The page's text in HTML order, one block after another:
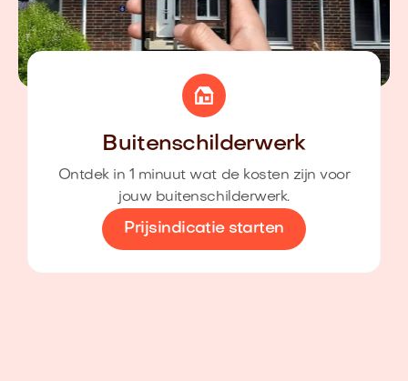
Buitenschilderwerk
Ontdek in 1 minuut wat de kosten zijn voor
jouw buitenschilderwerk.
Prijsindicatie starten